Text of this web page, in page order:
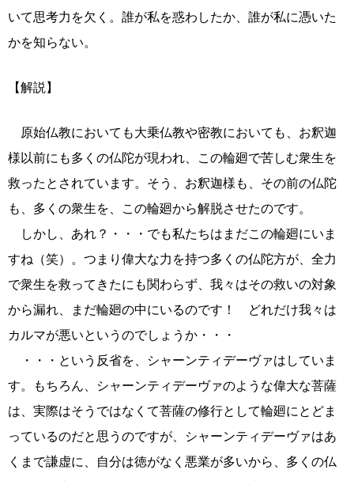
いて思考力を欠く。誰が私を惑わしたか、誰が私に憑いた
かを知らない。
【解説】
原始仏教においても大乗仏教や密教においても、お釈迦
様以前にも多くの仏陀が現われ、この輪廻で苦しむ衆生を
救ったとされています。そう、お釈迦様も、その前の仏陀
も、多くの衆生を、この輪廻から解脱させたのです。
しかし、あれ？・・・でも私たちはまだこの輪廻にいま
すね（笑）。つまり偉大な力を持つ多くの仏陀方が、全力
で衆生を救ってきたにも関わらず、我々はその救いの対象
から漏れ、まだ輪廻の中にいるのです！ どれだけ我々は
カルマが悪いというのでしょうか・・・
・・・という反省を、シャーンティデーヴァはしていま
す。もちろん、シャーンティデーヴァのような偉大な菩薩
は、実際はそうではなくて菩薩の修行として輪廻にとどま
っているのだと思うのですが、シャーンティデーヴァはあ
くまで謙虚に、自分は徳がなく悪業が多いから、多くの仏